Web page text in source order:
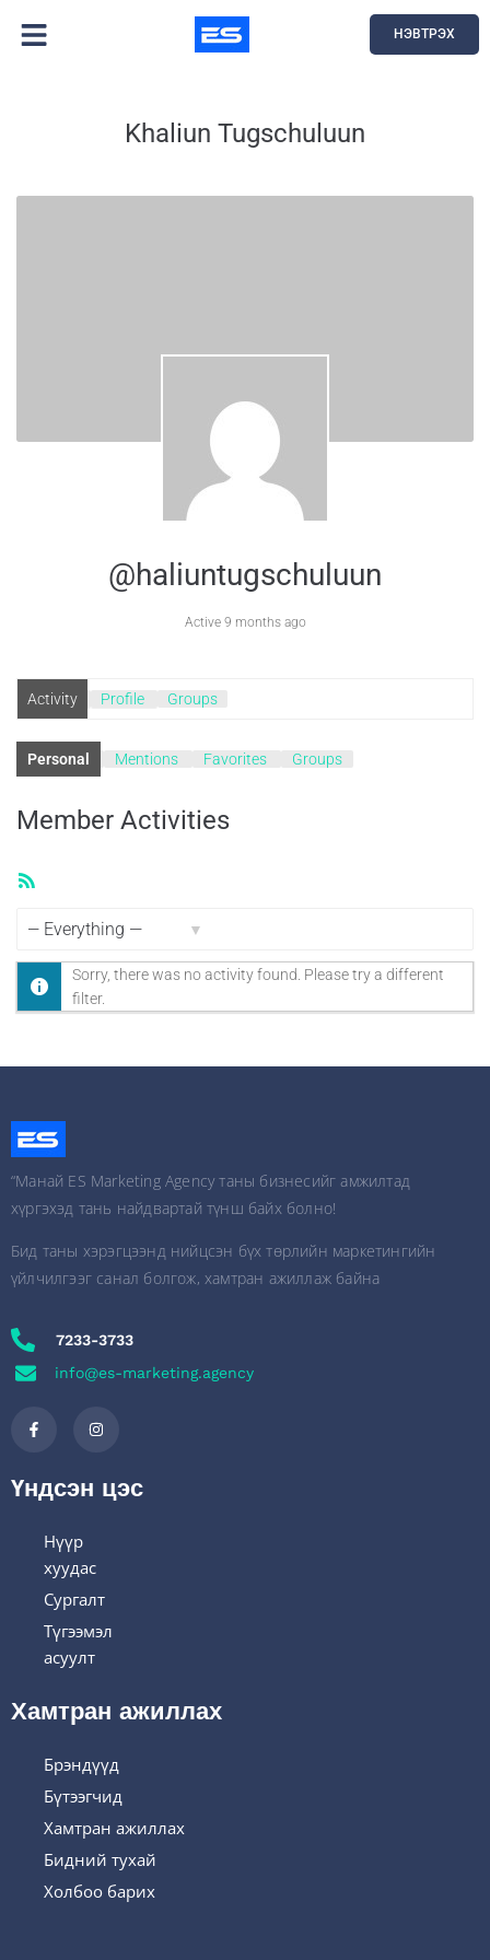
НЭВТРЭХ
Khaliun Tugschuluun
@haliuntugschuluun
Active 9 months ago
Activity Profile Groups
Personal Mentions Favorites Groups
Member Activities
Sorry, there was no activity found. Please try a different
filter.
“Манай ES Marketing Agency таны бизнесийг амжилтад
хүргэхэд тань найдвартай түнш байх болно!
Бид таны хэрэгцээнд нийцсэн бүх төрлийн маркетингийн
үйлчилгээг санал болгож, хамтран ажиллаж байна
7233-3733
info@es-marketing.agency
Үндсэн цэс
Нүүр
хуудас
Сургалт
Түгээмэл
асуулт
Хамтран ажиллах
Брэндүүд
Бүтээгчид
Хамтран ажиллах
Бидний тухай
Холбоо барих